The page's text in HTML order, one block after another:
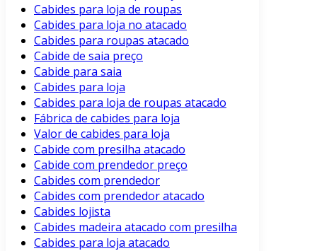
Cabides para loja de roupas
Cabides para loja no atacado
Cabides para roupas atacado
Cabide de saia preço
Cabide para saia
Cabides para loja
Cabides para loja de roupas atacado
Fábrica de cabides para loja
Valor de cabides para loja
Cabide com presilha atacado
Cabide com prendedor preço
Cabides com prendedor
Cabides com prendedor atacado
Cabides lojista
Cabides madeira atacado com presilha
Cabides para loja atacado